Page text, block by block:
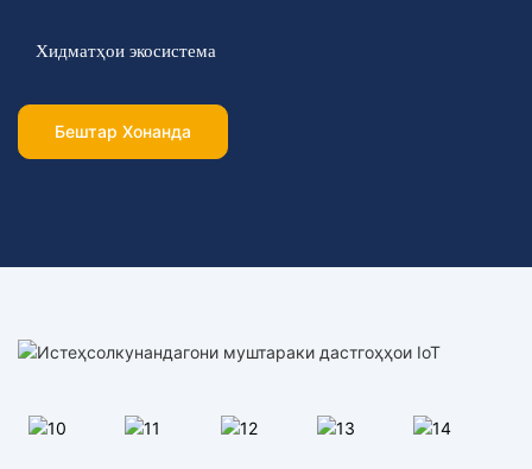
Хидматҳои экосистема
Бештар Хонанда